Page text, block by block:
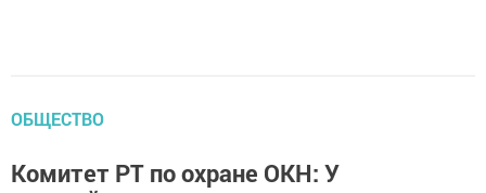
ОБЩЕСТВО
Комитет РТ по охране ОКН: У